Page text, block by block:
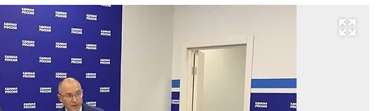
Развернуть на весь экран